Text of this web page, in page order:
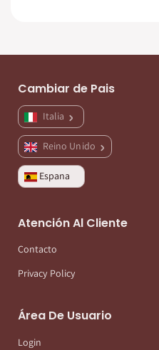
Cambiar de Pais
Italia
Reino Unido
Espana
Atención Al Cliente
Contacto
Privacy Policy
Área De Usuario
Login